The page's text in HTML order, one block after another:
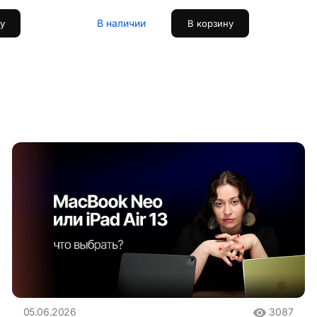
В наличии В корзину
05.06.2026 3087